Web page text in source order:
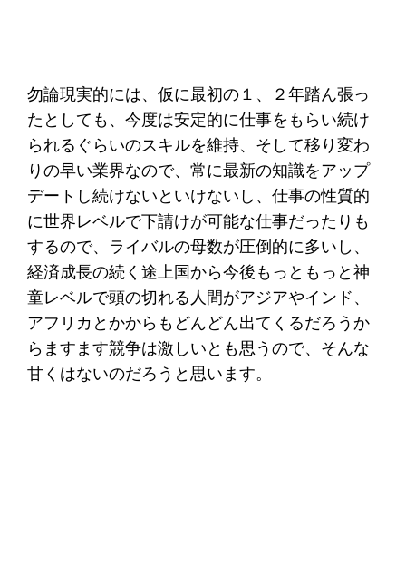
勿論現実的には、仮に最初の１、２年踏ん張っ
たとしても、今度は安定的に仕事をもらい続け
られるぐらいのスキルを維持、そして移り変わ
りの早い業界なので、常に最新の知識をアップ
デートし続けないといけないし、仕事の性質的
に世界レベルで下請けが可能な仕事だったりも
するので、ライバルの母数が圧倒的に多いし、
経済成長の続く途上国から今後もっともっと神
童レベルで頭の切れる人間がアジアやインド、
アフリカとかからもどんどん出てくるだろうか
らますます競争は激しいとも思うので、そんな
甘くはないのだろうと思います。